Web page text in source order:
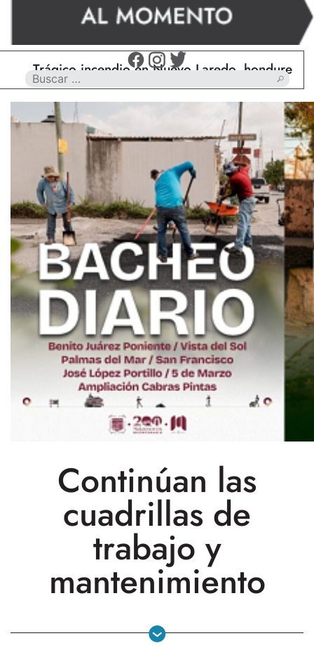
incendio en Nuevo Laredo, hondureño muere
Continúan las
cuadrillas de
trabajo y
mantenimiento